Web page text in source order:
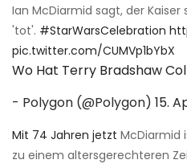
Ian McDiarmid sagt, der Kaiser
'tot'. #StarWarsCelebration
pic.twitter.com/CUMVp1bYbX
Wo Hat Terry Bradshaw
- Polygon (@Polygon) 15.
Mit 74 Jahren jetzt McDiarmid
zu einem altersgerechteren